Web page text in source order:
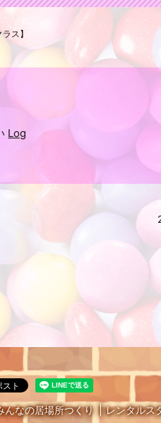
ス】
Log
んなの居場所つくり レンタルス